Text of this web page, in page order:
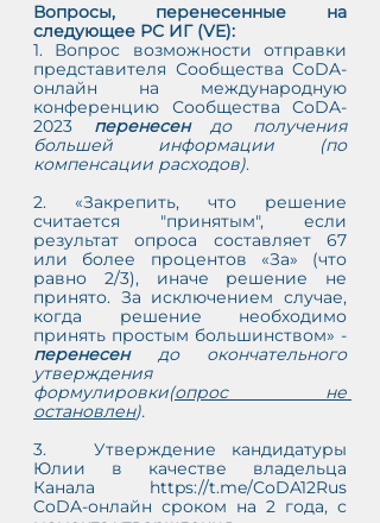
Вопросы, перенесенные на
следующее РС ИГ (VE):
1. Вопрос возможности отправки
представителя Сообщества CoDA-
онлайн на международную
конференцию Сообщества CoDA-
2023 перенесен до получения
большей информации (по
компенсации расходов).
2. «Закрепить, что решение
считается "принятым", если
результат опроса составляет 67
или более процентов «За» (что
равно 2/3), иначе решение не
принято. За исключением случае,
когда решение необходимо
перенесен до окончательного
утверждения
формулировки(опрос не
остановлен).
3.   Утверждение кандидатуры
Юлии в качестве владельца
Канала https://t.me/CoDA12Rus
CoDA-онлайн сроком на 2 года, с